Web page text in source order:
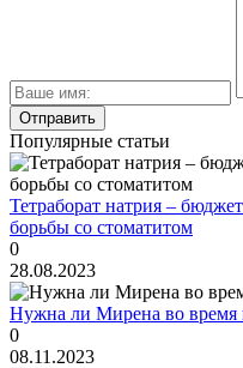
Популярные статьи
Тетраборат натрия –
борьбы со стоматитом
0
28.08.2023
Нужна ли Мирена во время
0
08.11.2023